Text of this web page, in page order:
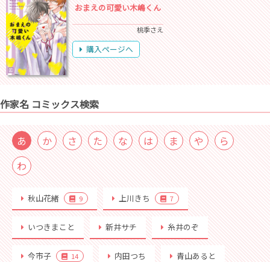
おまえの可愛い木嶋くん
桃季さえ
購入ページへ
作家名 コミックス検索
あ か さ た な は ま や
ら
わ
秋山花緒 9 上川きち 7
いつきまこと 新井サチ 糸井のぞ
今市子 14 内田つち 青山あると